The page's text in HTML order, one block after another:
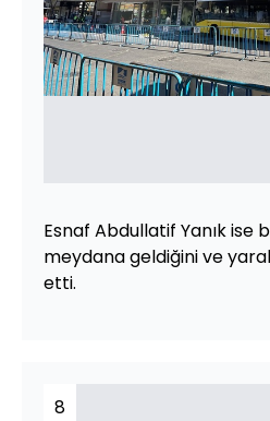
Esnaf Abdullatif Yanık ise
meydana geldiğini ve
etti.
8